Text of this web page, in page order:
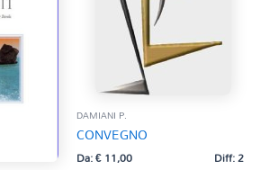
DAMIANI P.
CONVEGNO
Da:€11,00 Diff: 2